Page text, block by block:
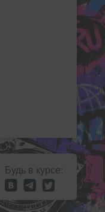
Будь в курсе: